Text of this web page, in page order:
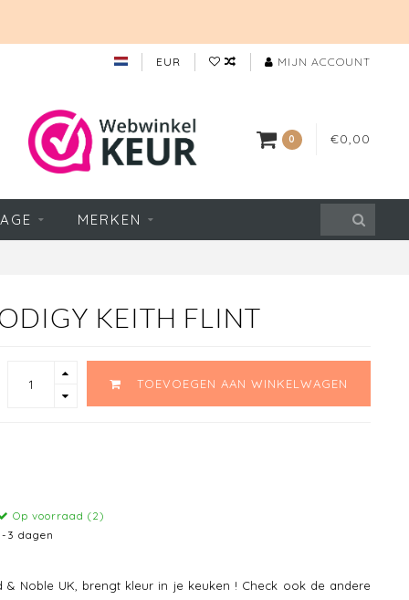
EUR MIJN ACCOUNT
0 €0,00
MERKEN
KEITH FLINT
TOEVOEGEN AAN WINKELWAGEN
Op voorraad (2)
3 dagen
Noble UK, brengt kleur in je keuken ! Check ook de andere